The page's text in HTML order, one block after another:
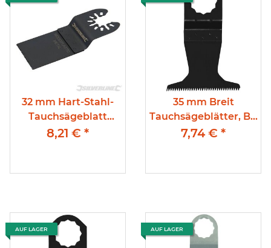
32 mm Hart-Stahl-
Tauchsägeblatt
Universalausführung.
Kunststoff und
8,21 € *
35 mm Breit
Tauchsägeblätter, Bi-
Metall, Supercut-
Kunststoff, Nägel oder
7,74 € *
AUF LAGER AUF LAGER